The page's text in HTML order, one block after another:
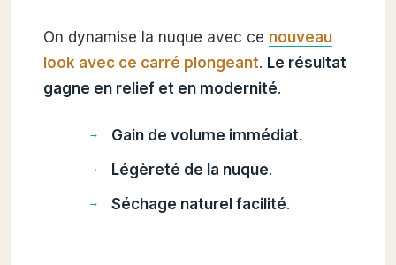
On dynamise la nuque avec ce nouveau
look avec ce carré plongeant. Le résultat
gagne en relief et en modernité.
Gain de volume immédiat.
Légèreté de la nuque.
Séchage naturel facilité.